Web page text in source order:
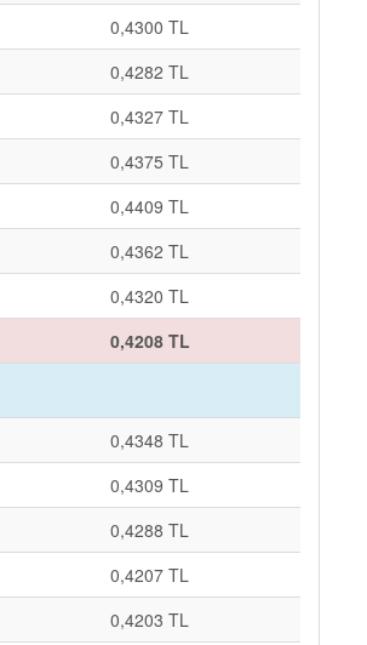
0,4300 TL
0,4282 TL
0,4327 TL
0,4375 TL
0,4409 TL
0,4362 TL
0,4320 TL
0,4208 TL
0,4348 TL
0,4309 TL
0,4288 TL
0,4207 TL
0,4203 TL